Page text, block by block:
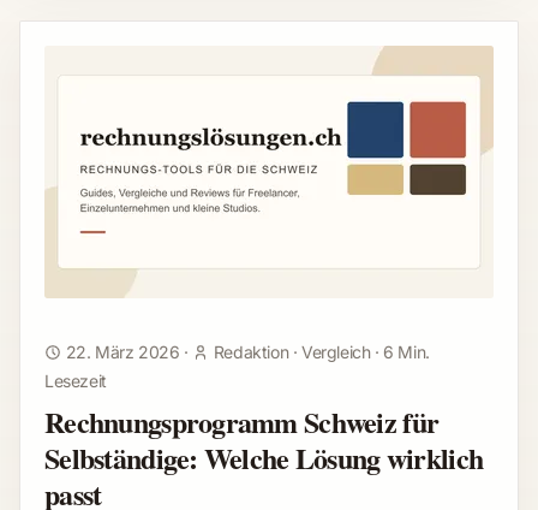
22. März 2026 · Redaktion·Vergleich · 6 Min.
Lesezeit
Rechnungsprogramm Schweiz für
Selbständige: Welche Lösung wirklich
passt